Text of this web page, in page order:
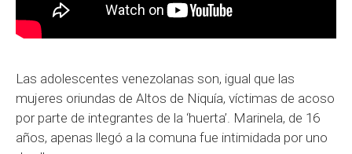
Las adolescentes venezolanas son, igual que las
mujeres oriundas de Altos de Niquía, víctimas de acoso
por parte de integrantes de la ‘huerta’. Marinela, de 16
años, apenas llegó a la comuna fue intimidada por uno